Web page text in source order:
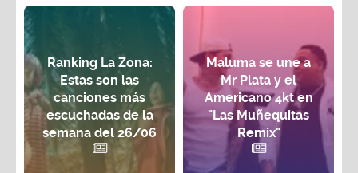
Ranking La Zona:
Estas son las
canciones más
escuchadas de la
semana del 26/06
Maluma se une a
Mr Plata y el
Americano 4kt en
"Las Muñequitas
Remix"